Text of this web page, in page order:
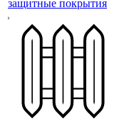
защитные покрытия